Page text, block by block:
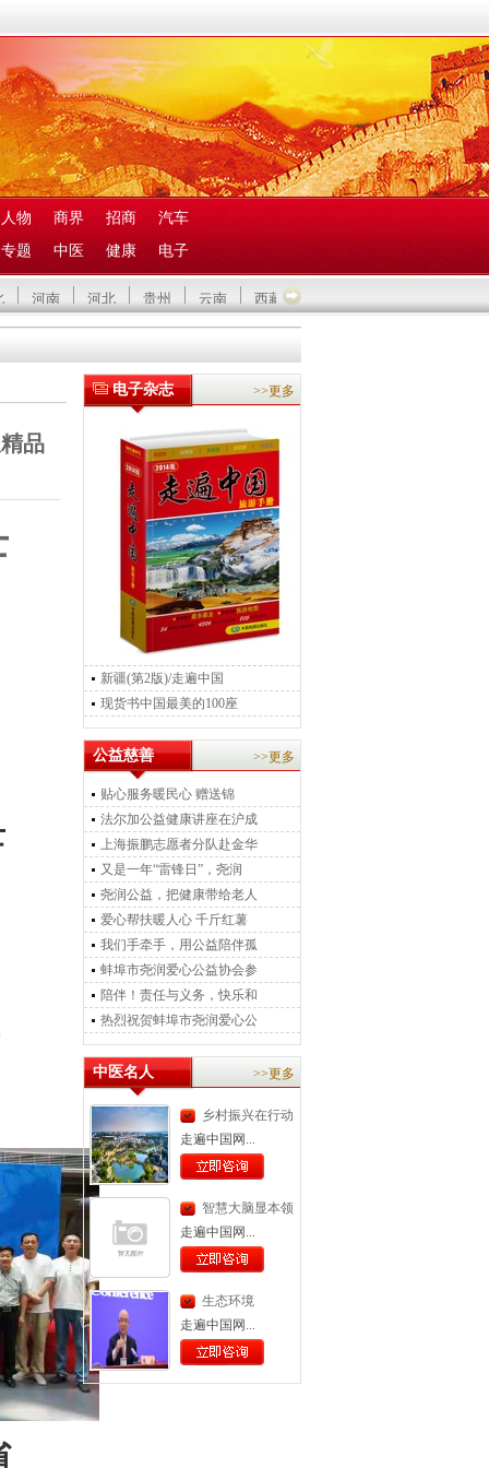
人物 商界 招商
汽车
专题 中医 健康 电子
河南 河北 贵州 云南 西藏
品
电子杂志 >>更多
新疆(第2版)/走遍中国
现货书中国最美的100座
公益慈善 >>更多
贴心服务暖民心 赠送锦
法尔加公益健康讲座在沪成
上海振鹏志愿者分队赴金华
又是一年“雷锋日”，尧润
尧润公益，把健康带给老人
爱心帮扶暖人心 千斤红薯
我们手牵手，用公益陪伴孤
蚌埠市尧润爱心公益协会参
陪伴！责任与义务，快乐和
热烈祝贺蚌埠市尧润爱心公
中医名人 >>更多
乡村振兴在行动
｜
走遍中国网...
智慧大脑显本领
走遍中国网...
生态环境
部：“十
走遍中国网...